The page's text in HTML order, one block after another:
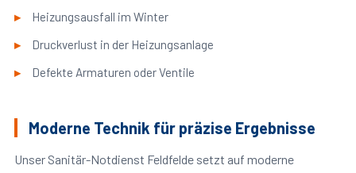
Heizungsausfall im Winter
Druckverlust in der Heizungsanlage
Defekte Armaturen oder Ventile
Moderne Technik für präzise Ergebnisse
Unser Sanitär-Notdienst Feldfelde setzt auf moderne